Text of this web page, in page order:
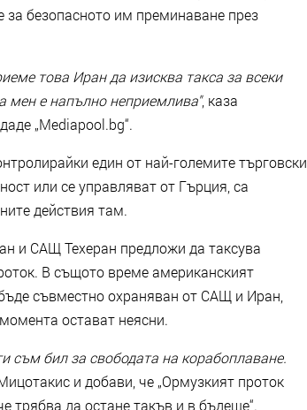
за безопасното им преминаване през
това Иран да изисква такса за всеки
мен е напълно неприемлива", каза
„Mediapool.bg“.
един от най-големите търговски
или се управляват от Гърция, са
действия там.
и САЩ Техеран предложи да таксува
В същото време американският
съвместно охраняван от САЩ и Иран,
остават неясни.
съм бил за свободата на корабоплаване.
и добави, че „Ормузкият проток
трябва да остане такъв и в бъдеще“.